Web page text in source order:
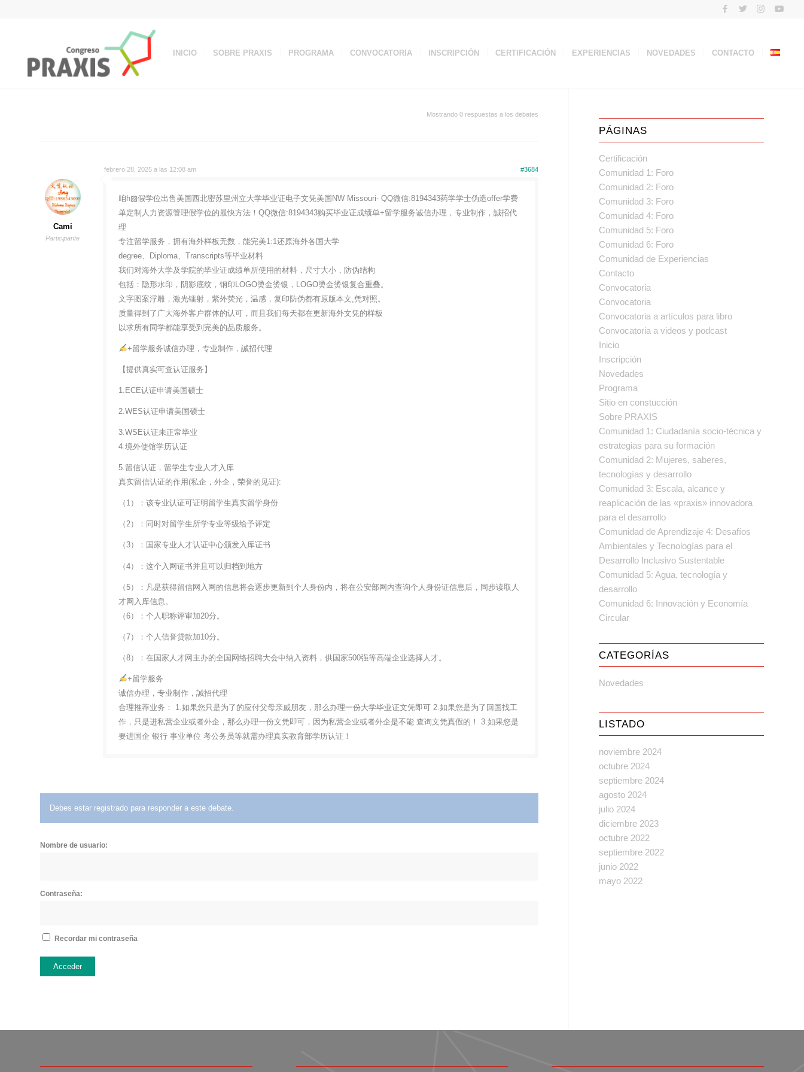
INICIO SOBRE PRAXIS PROGRAMA CONVOCATORIA INSCRIPCIÓN CERTIFICACIÓN EXPERIENCIAS NOVEDADES CONTACTO
Mostrando 0 respuestas a los debates
febrero 28, 2025 a las 12:08 am #3684
Cami
Participante
咱h▨假学位出售美国西北密苏里州立大学毕业证电子文凭美国NW Missouri- QQ微信:8194343药学学士伪造offer学费
单定制人力资源管理假学位的最快方法！QQ微信:8194343购买毕业证成绩单+留学服务诚信办理，专业制作，誠招代
理
专注留学服务，拥有海外样板无数，能完美1:1还原海外各国大学
degree、Diploma、Transcripts等毕业材料
我们对海外大学及学院的毕业证成绩单所使用的材料，尺寸大小，防伪结构
包括：隐形水印，阴影底纹，钢印LOGO烫金烫银，LOGO烫金烫银复合重叠。
文字图案浮雕，激光镭射，紫外荧光，温感，复印防伪都有原版本文,凭对照。
质量得到了广大海外客户群体的认可，而且我们每天都在更新海外文凭的样板
以求所有同学都能享受到完美的品质服务。
+留学服务诚信办理，专业制作，誠招代理
【提供真实可查认证服务】
1.ECE认证申请美国硕士
2.WES认证申请美国硕士
3.WSE认证未正常毕业
4.境外使馆学历认证
5.留信认证，留学生专业人才入库
真实留信认证的作用(私企，外企，荣誉的见证):
（1）：该专业认证可证明留学生真实留学身份
（2）：同时对留学生所学专业等级给予评定
（3）：国家专业人才认证中心颁发入库证书
（4）：这个入网证书并且可以归档到地方
（5）：凡是获得留信网入网的信息将会逐步更新到个人身份内，将在公安部网内查询个人身份证信息后，同步读取人
才网入库信息。
（6）：个人职称评审加20分。
（7）：个人信誉贷款加10分。
（8）：在国家人才网主办的全国网络招聘大会中纳入资料，供国家500强等高端企业选择人才。
+留学服务
诚信办理，专业制作，誠招代理
合理推荐业务： 1.如果您只是为了的应付父母亲戚朋友，那么办理一份大学毕业证文凭即可 2.如果您是为了回国找工
作，只是进私营企业或者外企，那么办理一份文凭即可，因为私营企业或者外企是不能 查询文凭真假的！ 3.如果您是
要进国企 银行 事业单位 考公务员等就需办理真实教育部学历认证！
Debes estar registrado para responder a este debate.
Nombre de usuario:
Contraseña:
Recordar mi contraseña
Acceder
PÁGINAS
Certificación
Comunidad 1: Foro
Comunidad 2: Foro
Comunidad 3: Foro
Comunidad 4: Foro
Comunidad 5: Foro
Comunidad 6: Foro
Comunidad de Experiencias
Contacto
Convocatoria
Convocatoria
Convocatoria a artículos para libro
Convocatoria a videos y podcast
Inicio
Inscripción
Novedades
Programa
Sitio en constucción
Sobre PRAXIS
Comunidad 1: Ciudadanía socio-técnica y
estrategias para su formación
Comunidad 2: Mujeres, saberes,
tecnologías y desarrollo
Comunidad 3: Escala, alcance y
reaplicación de las «praxis» innovadora
para el desarrollo
Comunidad de Aprendizaje 4: Desafíos
Ambientales y Tecnologías para el
Desarrollo Inclusivo Sustentable
Comunidad 5: Agua, tecnología y
desarrollo
Comunidad 6: Innovación y Economía
Circular
CATEGORÍAS
Novedades
LISTADO
noviembre 2024
octubre 2024
septiembre 2024
agosto 2024
julio 2024
diciembre 2023
octubre 2022
septiembre 2022
junio 2022
mayo 2022